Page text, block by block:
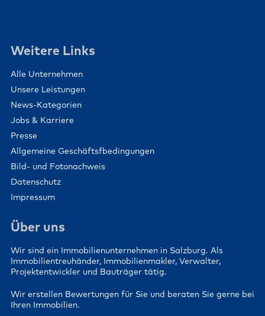
Weitere Links
Alle Unternehmen
Unsere Leistungen
News-Kategorien
Jobs & Karriere
Presse
Allgemeine Geschäftsfbedingungen
Bild- und Fotonachweis
Datenschutz
Impressum
Über uns
Wir sind ein Immobilienunternehmen in Salzburg. Als
Immobilientreuhänder, Immobilienmakler, Verwalter,
Projektentwickler und Bauträger tätig.
Wir erstellen Bewertungen für Sie und beraten Sie gerne bei
Ihren Immobilien.